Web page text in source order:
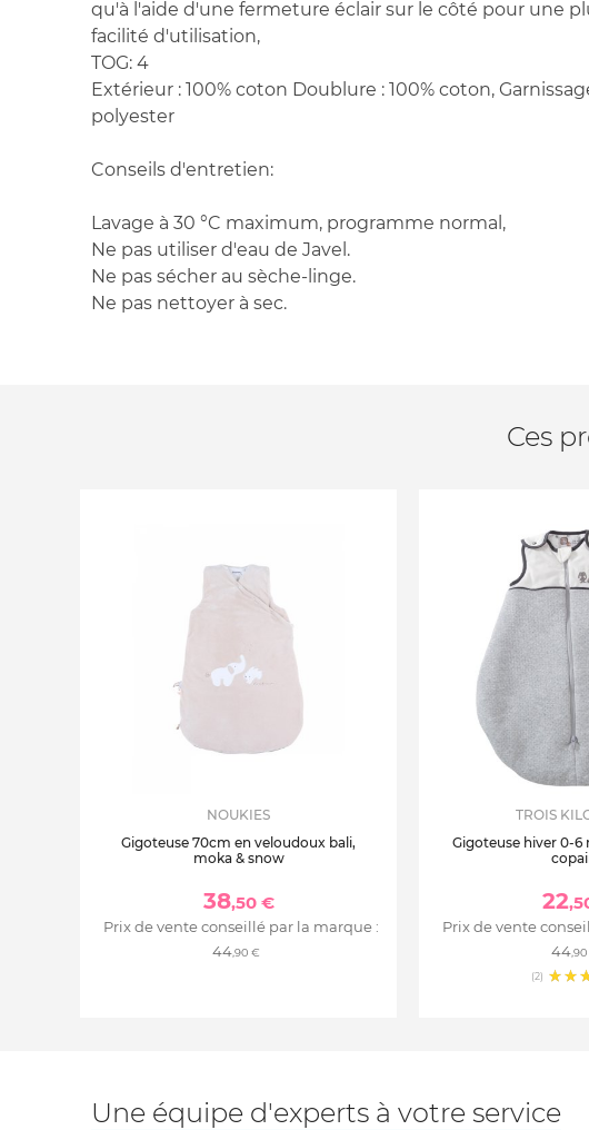
qu'à l'aide d'une fermeture éclair sur le côté pour une
facilité d'utilisation,
TOG: 4
Extérieur : 100% coton Doublure : 100% coton,
polyester
Conseils d'entretien:
Lavage à 30 °C maximum, programme normal,
Ne pas utiliser d'eau de Javel.
Ne pas sécher au sèche-linge.
Ne pas nettoyer à sec.
Ces
NOUKIES
Gigoteuse 70cm en veloudoux bali,
moka & snow
38,50 €
Prix de vente conseillé par la marque :
44,90 €
TROIS
Gigoteuse hiver 0-6
22
Prix de vente
44
(2)
Une équipe d'experts à votre service